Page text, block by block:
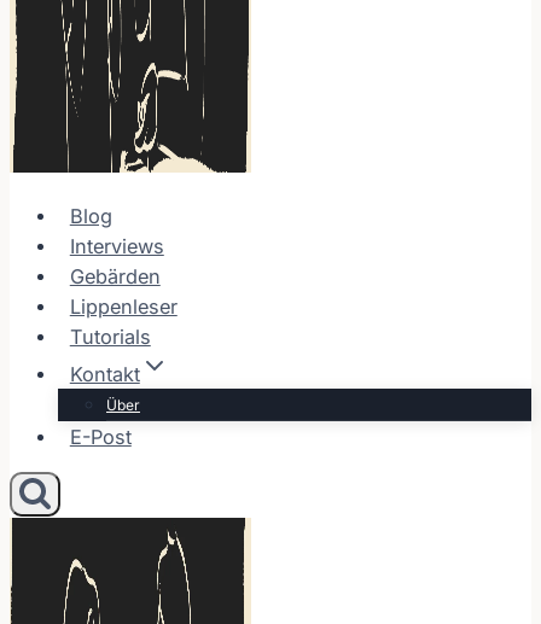
Blog
Interviews
Gebärden
Lippenleser
Tutorials
Kontakt
Über
E-Post